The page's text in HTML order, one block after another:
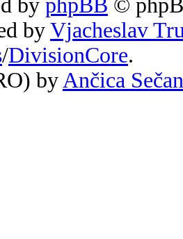
by phpBB ©
by Vjacheslav
/DivisionCore.
by Ančica Sečan